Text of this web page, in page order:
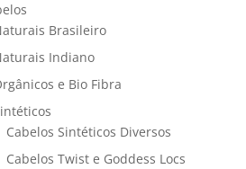
Brasileiro
Indiano
e Bio Fibra
Cabelos Sintéticos Diversos
Cabelos Twist e Goddess Locs